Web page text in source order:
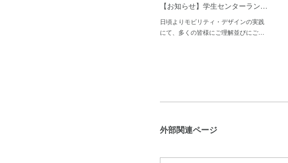
【お知らせ】学生センターラン…
日頃よりモビリティ・デザインの実践
にて、多くの皆様にご理解並びにご…
外部関連ページ